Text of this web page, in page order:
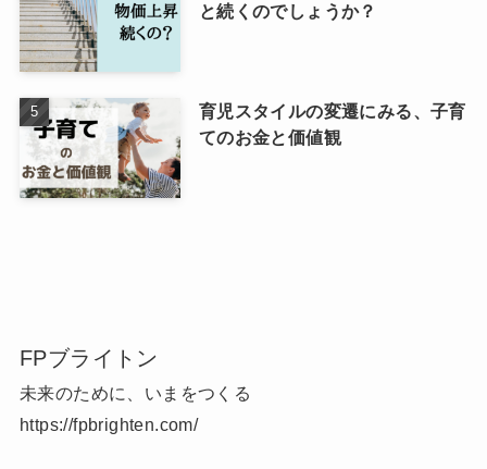
と続くのでしょうか？
育児スタイルの変遷にみる、子育
てのお金と価値観
FPブライトン
未来のために、いまをつくる
https://fpbrighten.com/